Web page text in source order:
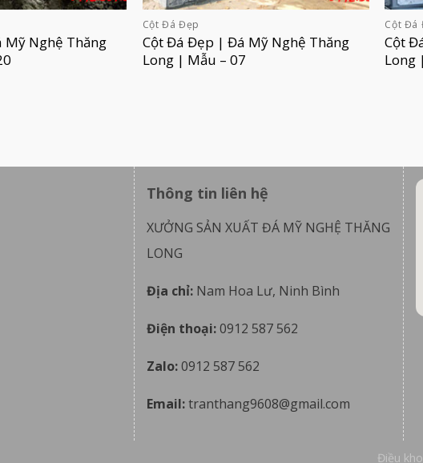
Nghệ Thăng
Cột Đá Đẹp
Cột Đá Đẹp | Đá Mỹ Nghệ Thăng
Long | Mẫu – 07
Cột Đá
Cột
Long
Thông tin liên hệ
XƯỞNG SẢN XUẤT ĐÁ MỸ NGHỆ THĂNG
LONG
Địa chỉ: Nam Hoa Lư, Ninh Bình
Điện thoại:0912 587 562
Zalo:0912 587 562
Email:tranthang9608@gmail.com
Điều